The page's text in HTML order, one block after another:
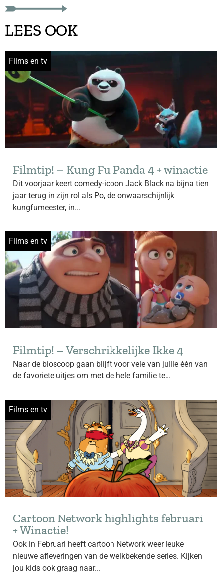
LEES OOK
Films en tv
Filmtip! – Kung Fu Panda 4 + winactie
Dit voorjaar keert comedy-icoon Jack Black na bijna tien
jaar terug in zijn rol als Po, de onwaarschijnlijk
kungfumeester, in...
Films en tv
Filmtip! – Verschrikkelijke Ikke 4
Naar de bioscoop gaan blijft voor vele van jullie één van
de favoriete uitjes om met de hele familie te...
Films en tv
Cartoon Network highlights februari
+ Winactie!
Ook in Februari heeft cartoon Network weer leuke
nieuwe afleveringen van de welkbekende series. Kijken
jou kids ook graag naar...